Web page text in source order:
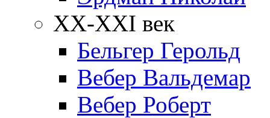
ХХ-XXI век
Бельгер Герольд
Вебер Вальдемар
Вебер Роберт